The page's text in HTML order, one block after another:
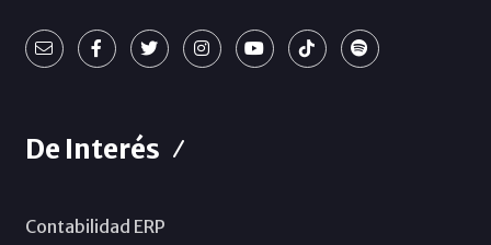
De Interés
Contabilidad ERP